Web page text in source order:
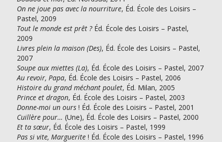
On ne joue pas avec la nourriture, Éd. École des Loisirs –
Pastel, 2009
Tout le monde est prêt ?Éd. École des Loisirs – Pastel,
2009
Livres plein la maison (Des), Éd. École des Loisirs – Pastel,
2007
Soupe aux miettes (La), Éd. École des Loisirs – Pastel, 2007
Au revoir, Papa, Éd. École des Loisirs – Pastel, 2006
Histoire du grand méchant poulet, Éd. Milan, 2005
Prince et dragon, Éd. École des Loisirs – Pastel, 2003
Donne-moi un ours! Éd. École des Loisirs – Pastel, 2001
Cuillère pour… (Une), Éd. École des Loisirs – Pastel, 2000
Et ta sœur, Éd. École des Loisirs – Pastel, 1999
Pas si vite, Marguerite ! Éd. École des Loisirs – Pastel, 1996